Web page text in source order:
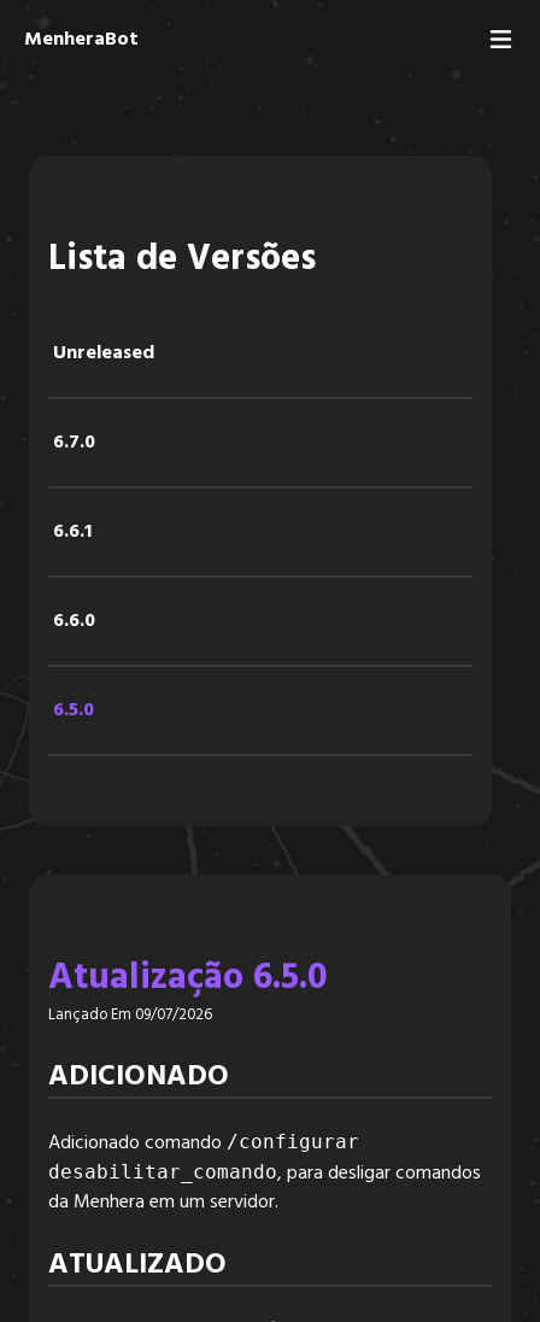
MenheraBot
Lista de Versões
Unreleased
6.7.0
6.6.1
6.6.0
6.5.0
6.4.0
6.3.3
6.3.2
6.3.1
Atualização 6.5.0
Lançado Em 09/07/2026
ADICIONADO
Adicionado comando /configurar
desabilitar_comando, para desligar comandos
da Menhera em um servidor.
ATUALIZADO